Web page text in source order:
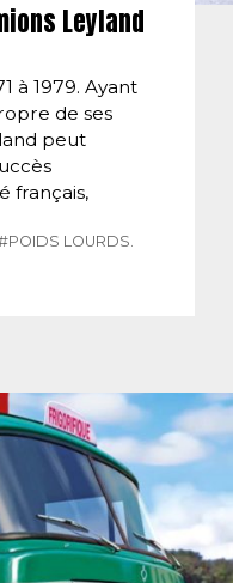
Leyland
à 1979. Ayant
de ses
peut
français,
LOURDS.